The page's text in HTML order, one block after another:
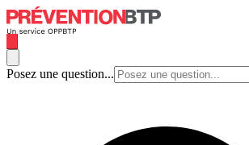
Posez une question...